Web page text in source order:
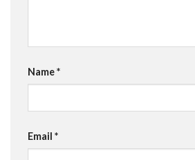
Name*
Email *